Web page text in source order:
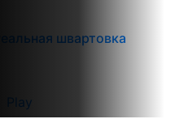
Реальная швартовка
Play